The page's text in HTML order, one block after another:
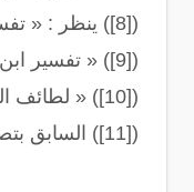
([8]) ينظر : « تفسير السعدي » (ص: 760)
([9]) « تفسير ابن كثير » (8/ 380)
([10]) « لطائف المعارف » (ص: 245(
([11]) السابق بتصرف (ص: 192)